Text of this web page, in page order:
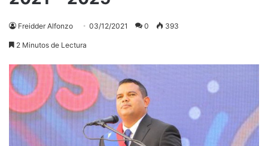
Freidder Alfonzo 03/12/2021 0 393
2 Minutos de Lectura